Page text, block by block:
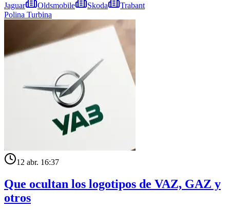
Jaguar
Oldsmobile Skoda
Trabant
Polina Turbina
12 abr. 16:37
Que ocultan los logotipos de VAZ, GAZ y
otros